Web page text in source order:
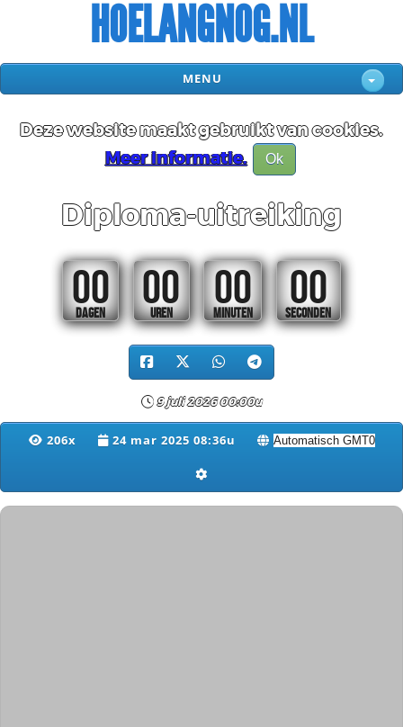
HOELANGNOG.NL
MENU
Deze website maakt gebruikt van cookies.
Meer informatie.
Ok
Diploma-uitreiking
00
DAGEN
00
UREN
00
MINUTEN
00
SECONDEN
9 juli 2026 00:00u
206x 24 mar 2025 08:36u